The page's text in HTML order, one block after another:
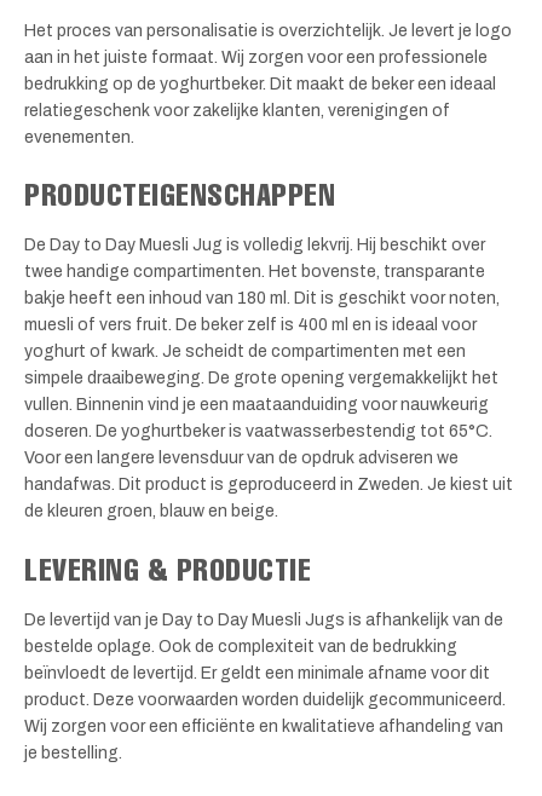
Het proces van personalisatie is overzichtelijk. Je levert je logo
aan in het juiste formaat. Wij zorgen voor een professionele
bedrukking op de yoghurtbeker. Dit maakt de beker een ideaal
relatiegeschenk voor zakelijke klanten, verenigingen of
evenementen.
PRODUCTEIGENSCHAPPEN
De Day to Day Muesli Jug is volledig lekvrij. Hij beschikt over
twee handige compartimenten. Het bovenste, transparante
bakje heeft een inhoud van 180 ml. Dit is geschikt voor noten,
muesli of vers fruit. De beker zelf is 400 ml en is ideaal voor
yoghurt of kwark. Je scheidt de compartimenten met een
simpele draaibeweging. De grote opening vergemakkelijkt het
vullen. Binnenin vind je een maataanduiding voor nauwkeurig
doseren. De yoghurtbeker is vaatwasserbestendig tot 65°C.
Voor een langere levensduur van de opdruk adviseren we
handafwas. Dit product is geproduceerd in Zweden. Je kiest uit
de kleuren groen, blauw en beige.
LEVERING & PRODUCTIE
De levertijd van je Day to Day Muesli Jugs is afhankelijk van de
bestelde oplage. Ook de complexiteit van de bedrukking
beïnvloedt de levertijd. Er geldt een minimale afname voor dit
product. Deze voorwaarden worden duidelijk gecommuniceerd.
Wij zorgen voor een efficiënte en kwalitatieve afhandeling van
je bestelling.